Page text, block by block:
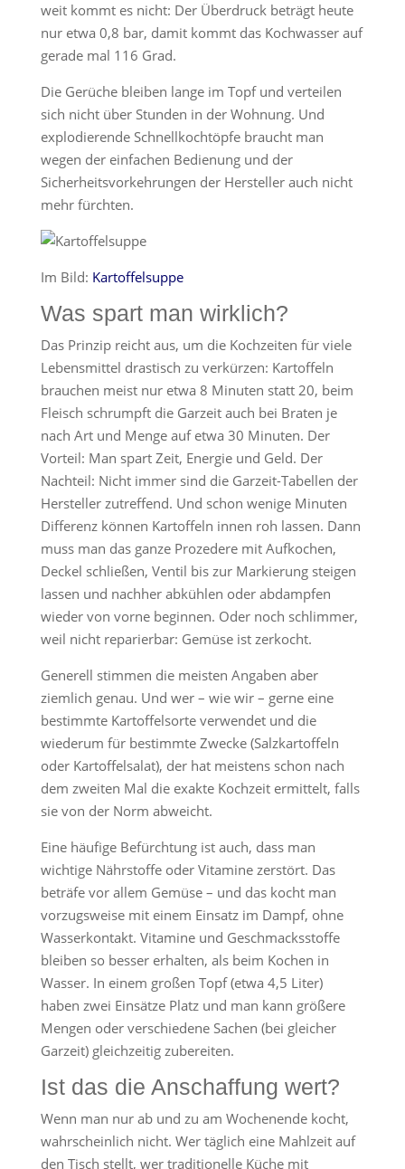
weit kommt es nicht: Der Überdruck beträgt heute
nur etwa 0,8 bar, damit kommt das Kochwasser auf
gerade mal 116 Grad.
Die Gerüche bleiben lange im Topf und verteilen
sich nicht über Stunden in der Wohnung. Und
explodierende Schnellkochtöpfe braucht man
wegen der einfachen Bedienung und der
Sicherheitsvorkehrungen der Hersteller auch nicht
mehr fürchten.
Im Bild: Kartoffelsuppe
Was spart man wirklich?
Das Prinzip reicht aus, um die Kochzeiten für viele
Lebensmittel drastisch zu verkürzen: Kartoffeln
brauchen meist nur etwa 8 Minuten statt 20, beim
Fleisch schrumpft die Garzeit auch bei Braten je
nach Art und Menge auf etwa 30 Minuten. Der
Vorteil: Man spart Zeit, Energie und Geld. Der
Nachteil: Nicht immer sind die Garzeit-Tabellen der
Hersteller zutreffend. Und schon wenige Minuten
Differenz können Kartoffeln innen roh lassen. Dann
muss man das ganze Prozedere mit Aufkochen,
Deckel schließen, Ventil bis zur Markierung steigen
lassen und nachher abkühlen oder abdampfen
wieder von vorne beginnen. Oder noch schlimmer,
weil nicht reparierbar: Gemüse ist zerkocht.
Generell stimmen die meisten Angaben aber
ziemlich genau. Und wer – wie wir – gerne eine
bestimmte Kartoffelsorte verwendet und die
wiederum für bestimmte Zwecke (Salzkartoffeln
oder Kartoffelsalat), der hat meistens schon nach
dem zweiten Mal die exakte Kochzeit ermittelt, falls
sie von der Norm abweicht.
Eine häufige Befürchtung ist auch, dass man
wichtige Nährstoffe oder Vitamine zerstört. Das
beträfe vor allem Gemüse – und das kocht man
vorzugsweise mit einem Einsatz im Dampf, ohne
Wasserkontakt. Vitamine und Geschmacksstoffe
bleiben so besser erhalten, als beim Kochen in
Wasser. In einem großen Topf (etwa 4,5 Liter)
haben zwei Einsätze Platz und man kann größere
Mengen oder verschiedene Sachen (bei gleicher
Garzeit) gleichzeitig zubereiten.
Ist das die Anschaffung wert?
Wenn man nur ab und zu am Wochenende kocht,
wahrscheinlich nicht. Wer täglich eine Mahlzeit auf
den Tisch stellt, wer traditionelle Küche mit